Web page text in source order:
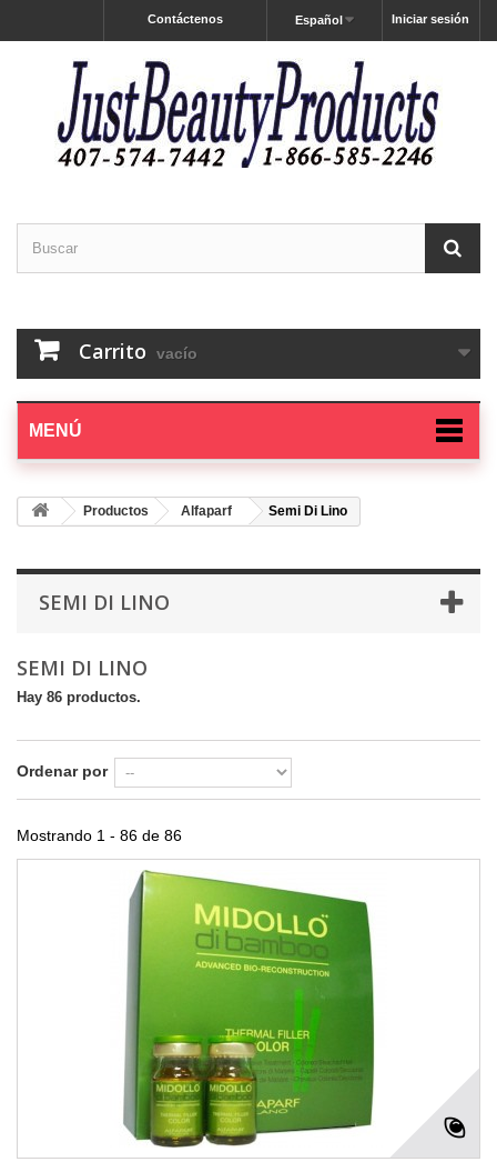
Iniciar sesión
Español
Contáctenos
Carrito vacío
MENÚ
Productos Alfaparf Semi Di Lino
SEMI DI LINO
SEMI DI LINO
Hay 86 productos.
Ordenar por
Mostrando 1 - 86 de 86